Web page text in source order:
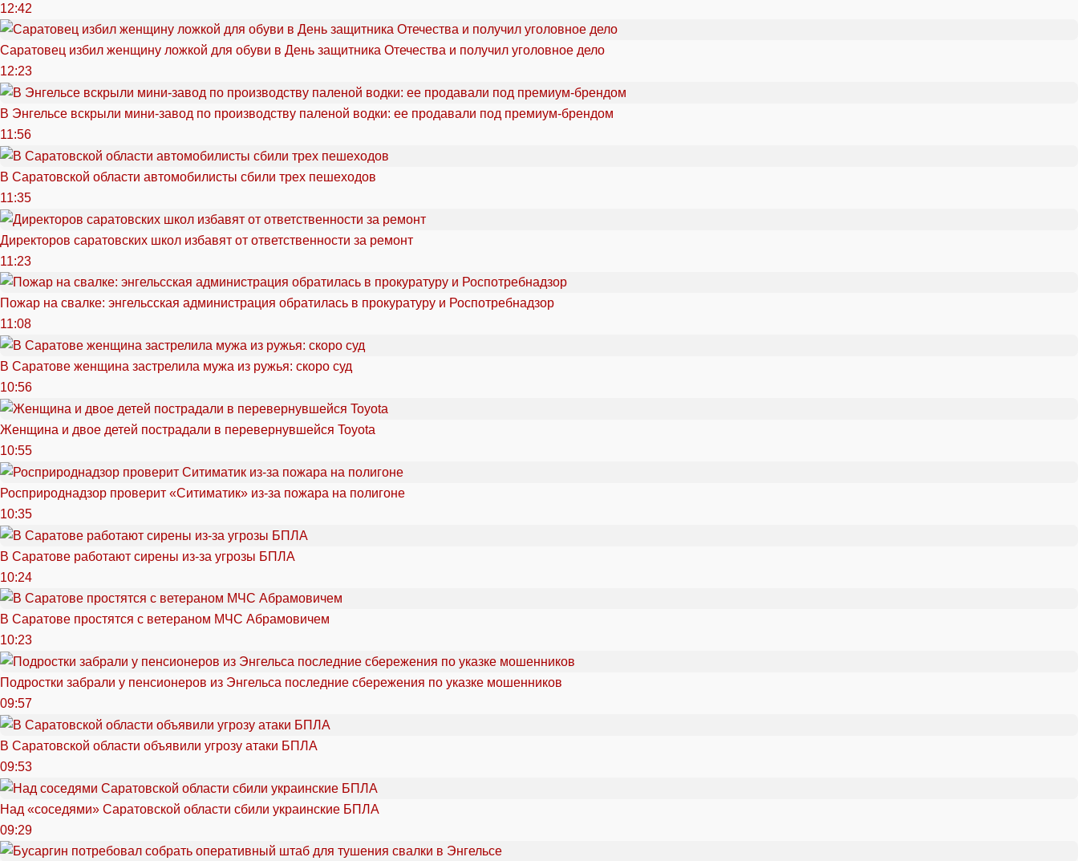
12:42
Саратовец избил женщину ложкой для обуви в День защитника Отечества и получил уголовное дело
12:23
В Энгельсе вскрыли мини-завод по производству паленой водки: ее продавали под премиум-брендом
11:56
В Саратовской области автомобилисты сбили трех пешеходов
11:35
Директоров саратовских школ избавят от ответственности за ремонт
11:23
Пожар на свалке: энгельсская администрация обратилась в прокуратуру и Роспотребнадзор
11:08
В Саратове женщина застрелила мужа из ружья: скоро суд
10:56
Женщина и двое детей пострадали в перевернувшейся Toyota
10:55
Росприроднадзор проверит «Ситиматик» из-за пожара на полигоне
10:35
В Саратове работают сирены из-за угрозы БПЛА
10:24
В Саратове простятся с ветераном МЧС Абрамовичем
10:23
Подростки забрали у пенсионеров из Энгельса последние сбережения по указке мошенников
09:57
В Саратовской области объявили угрозу атаки БПЛА
09:53
Над «соседями» Саратовской области сбили украинские БПЛА
09:29